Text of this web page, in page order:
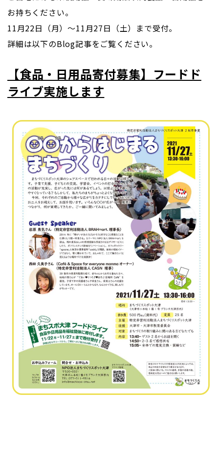
お持ちください。
11月22日（月）～11月27日（土）まで受付。
詳細は以下のBlog記事をご覧ください。
【食品・日用品寄付募集】フードド
ライブ実施します